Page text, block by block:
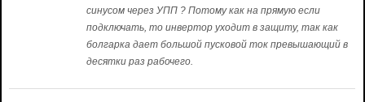
синусом через УПП ? Потому как на прямую если
подключать, то инвертор уходит в защиту, так как
болгарка дает большой пусковой ток превышающий в
десятки раз рабочего.